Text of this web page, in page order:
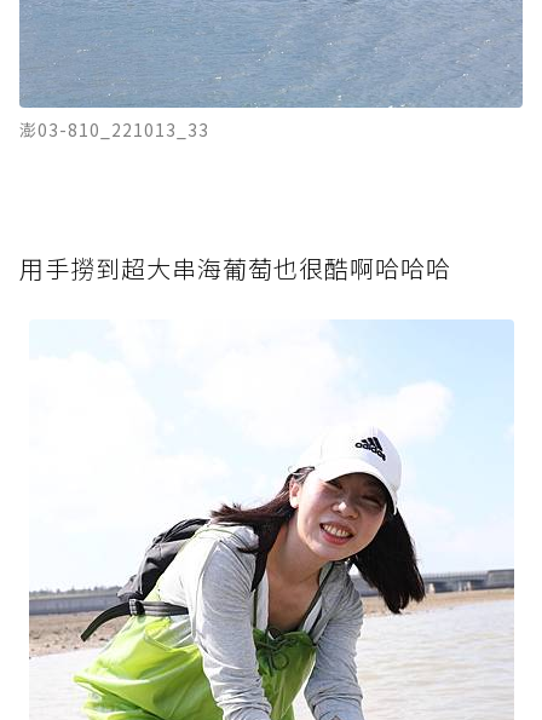
澎03-810_221013_33
用手撈到超大串海葡萄也很酷啊哈哈哈